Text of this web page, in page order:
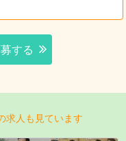
する
求人も見ています